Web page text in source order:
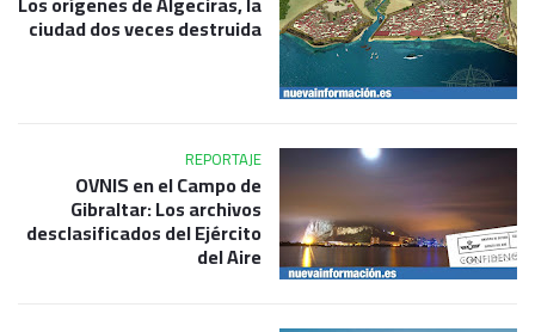
ciudad dos veces destruida
REPORTAJE
OVNIS en el Campo de
Gibraltar: Los archivos
desclasificados del Ejército
del Aire